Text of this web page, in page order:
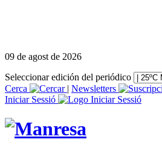
09 de agost de 2026
Seleccionar edición del periódico
Cerca
| Newsletters
Iniciar Sessió